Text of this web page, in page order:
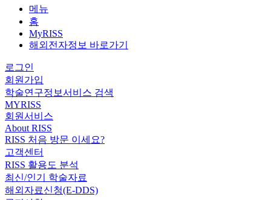
메뉴
홈
MyRISS
해외전자정보 바로가기
로그인
회원가입
학술연구정보서비스 검색
MYRISS
회원서비스
About RISS
RISS 처음 방문 이세요?
고객센터
RISS 활용도 분석
최신/인기 학술자료
해외자료신청(E-DDS)